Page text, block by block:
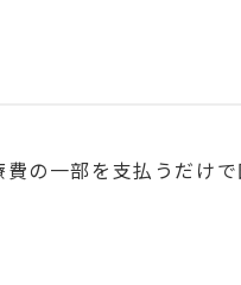
の一部を支払うだけ